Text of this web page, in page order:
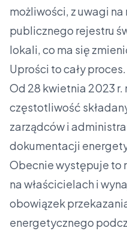
możliwości, z uwagi
publicznego rejestru
lokali, co ma się
Uprości to cały proces.
Od 28 kwietnia 2023 r.
częstotliwość
zarządców i
dokumentacji
Obecnie występuje to
na właścicielach i
obowiązek
energetycznego